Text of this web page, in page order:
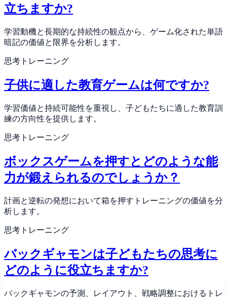
立ちますか?
学習動機と長期的な持続性の観点から、ゲーム化された単語
暗記の価値と限界を分析します。
思考トレーニング
子供に適した教育ゲームは何ですか?
学習価値と持続可能性を重視し、子どもたちに適した教育訓
練の方向性を提供します。
思考トレーニング
ボックスゲームを押すとどのような能
力が鍛えられるのでしょうか？
計画と逆転の発想において箱を押すトレーニングの価値を分
析します。
思考トレーニング
バックギャモンは子どもたちの思考に
どのように役立ちますか?
バックギャモンの予測、レイアウト、戦略調整におけるトレ